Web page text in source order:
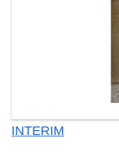
INTERIM